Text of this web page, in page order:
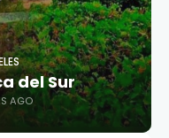
del Sur
AGO